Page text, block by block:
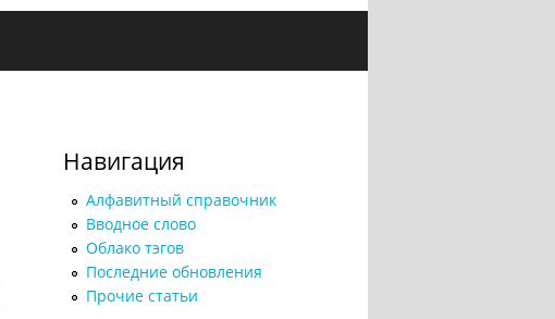
Навигация
Алфавитный справочник
Вводное слово
Облако тэгов
Последние обновления
Прочие статьи